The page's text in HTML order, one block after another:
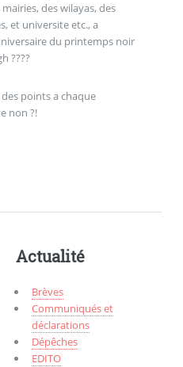
des wilayas, des
et universite etc., a
du printemps noir
????
points a chaque
non ?!
Actualité
Brèves
Communiqués et
déclarations
Dépêches
EDITO